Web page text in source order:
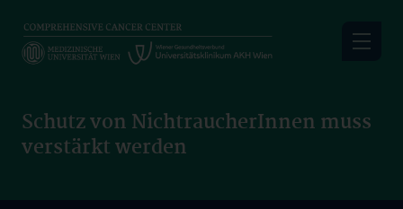
main
Schutz von NichtraucherInnen muss
verstärkt werden